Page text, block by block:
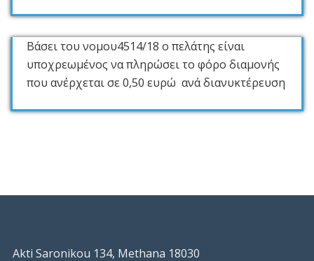
Βάσει του νομου4514/18 ο πελάτης είναι
υποχρεωμένος να πληρώσει το φόρο διαμονής
που ανέρχεται σε 0,50 ευρώ ανά διανυκτέρευση
Akti Saronikou 134, Methana 18030